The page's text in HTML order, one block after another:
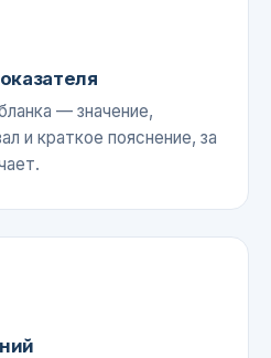
— значение,
и краткое пояснение, за